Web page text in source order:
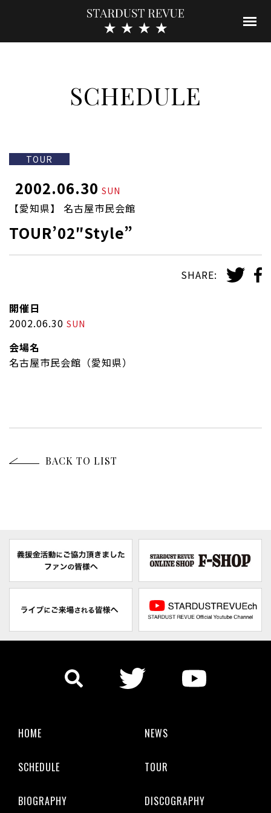
SCHEDULE
TOUR
2002.06.30 SUN
【愛知県】 名古屋市民会館
TOUR’02″Style”
SHARE:
開催日
2002.06.30 SUN
会場名
名古屋市民会館（愛知県）
BACK TO LIST
HOME NEWS
SCHEDULE TOUR
BIOGRAPHY DISCOGRAPHY